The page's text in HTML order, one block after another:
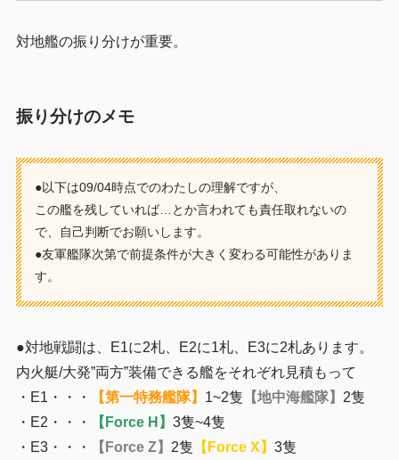
対地艦の振り分けが重要。
振り分けのメモ
●以下は09/04時点でのわたしの理解ですが、
この艦を残していれば…とか言われても責任取れないの
で、自己判断でお願いします。
●友軍艦隊次第で前提条件が大きく変わる可能性がありま
す。
●対地戦闘は、E1に2札、E2に1札、E3に2札あります。
内火艇/大発”両方”装備できる艦をそれぞれ見積もって
・E1・・・
【第一特務艦隊】 1~2隻 【地中海艦隊】 2隻
・E2・・・
【Force H】 3隻~4隻
・E3・・・
【Force Z】 2隻 【Force X】 3隻